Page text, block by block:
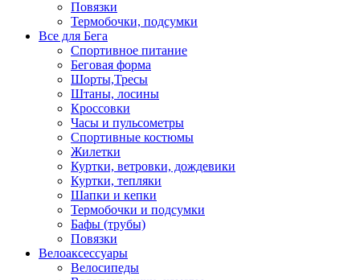
Повязки
Термобочки, подсумки
Все для Бега
Спортивное питание
Беговая форма
Шорты,Тресы
Штаны, лосины
Кроссовки
Часы и пульсометры
Спортивные костюмы
Жилетки
Куртки, ветровки, дождевики
Куртки, тепляки
Шапки и кепки
Термобочки и подсумки
Бафы (трубы)
Повязки
Велоаксессуары
Велосипеды